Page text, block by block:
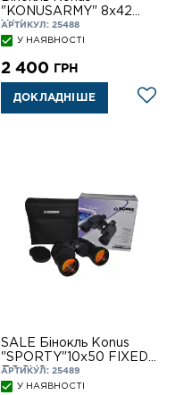
"KONUSARMY" 8x42
W.A.
АРТИКУЛ: 25488
У НАЯВНОСТІ
2 400 ГРН
ДОКЛАДНІШЕ
SALE Бінокль Konus
"SPORTY"10x50 FIXED
FOCUS
АРТИКУЛ: 25489
У НАЯВНОСТІ